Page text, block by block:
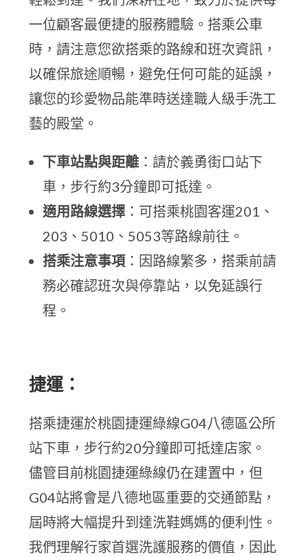
一位顧客最便捷的服務體驗。搭乘公車
時，請注意您欲搭乘的路線和班次資訊，
以確保旅途順暢，避免任何可能的延誤，
讓您的珍愛物品能準時送達職人級手洗工
藝的殿堂。
下車站點與距離 ：請於義勇街口站下
車，步行約3分鐘即可抵達。
適用路線選擇 ：可搭乘桃園客運201、
203、5010、5053等路線前往。
搭乘注意事項 ：因路線繁多，搭乘前請
務必確認班次與停靠站，以免延誤行
程。
捷運：
搭乘捷運於桃園捷運綠線G04八德區公所
站下車，步行約20分鐘即可抵達店家。
儘管目前桃園捷運綠線仍在建置中，但
G04站將會是八德地區重要的交通節點，
屆時將大幅提升到達洗鞋媽媽的便利性。
我們理解行家首選洗護服務的價值，因此